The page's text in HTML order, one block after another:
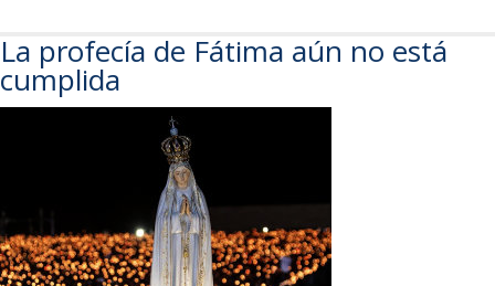
La profecía de Fátima aún no está
cumplida